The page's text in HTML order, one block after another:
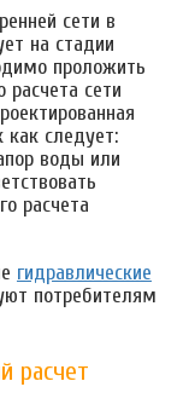
сети в
на стадии
проложить
расчета сети
как следует:
воды или
расчета
гидравлические
потребителям
расчет